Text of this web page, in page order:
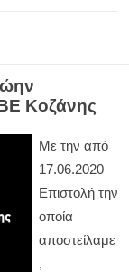
Κοζάνης
Με την από
17.06.2020
Επιστολή την
οποία
αποστείλαμε
,